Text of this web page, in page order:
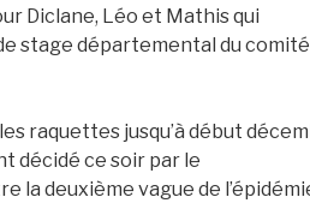
Diclane, Léo et Mathis qui
stage départemental du
raquettes jusqu’à début
décidé ce soir par le
deuxième vague de